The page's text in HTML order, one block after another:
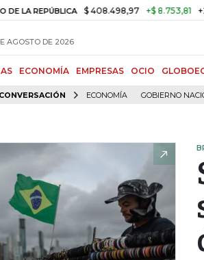
REPÚBLICA $ 408.498,97 +$ 8.753,81 +2,19%
AGOSTO DE 2026
ECONOMÍA EMPRESAS OCIO
ECONOMÍA GOBIERNO